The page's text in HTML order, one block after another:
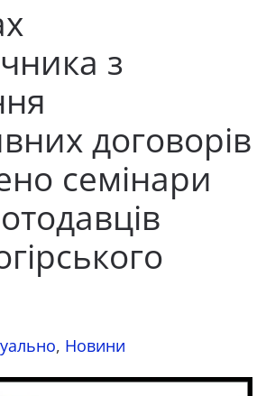
з
договорів
семінари
, Новини